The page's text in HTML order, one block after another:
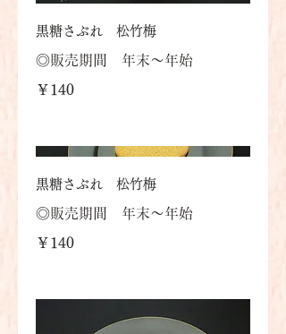
黒糖さぶれ 松竹梅
◎販売期間 年末～年始
￥140
黒糖さぶれ 松竹梅
◎販売期間 年末～年始
￥140